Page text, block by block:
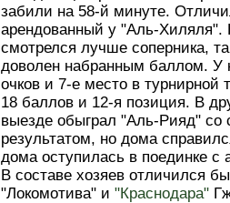
забили на 58-й минуте.
арендованный у "Аль-
смотрелся лучше соперника,
доволен набранным баллом. У
очков и 7-е место в
18 баллов и 12-я позиция. В
выезде обыграл "Аль-Рияд"
результатом, но дома
дома оступилась в поединке
В составе хозяев отличился
"Локомотива" и "Краснодара"